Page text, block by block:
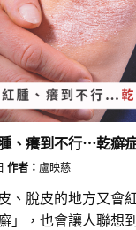
、癢到不行⋯乾癬
作者： 盧映慈
、脫皮的地方又會
」，也會讓人聯想